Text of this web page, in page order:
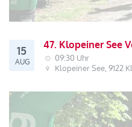
15
AUG
47. Klopeiner See
09:30 Uhr
Klopeiner See, 9122